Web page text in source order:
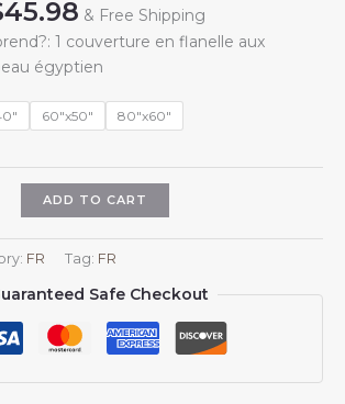
45.98 Price
range:
$18.98
$45.98
& Free Shipping
1 couverture en flanelle aux
égyptien
60"x50" 80"x60"
ADD TO CART
FR Tag: FR
Safe Checkout